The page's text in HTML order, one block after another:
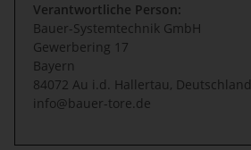
Verantwortliche Person:
Bauer-Systemtechnik GmbH
Gewerbering 17
Bayern
84072 Au i.d. Hallertau, Deutschland
info@bauer-tore.de